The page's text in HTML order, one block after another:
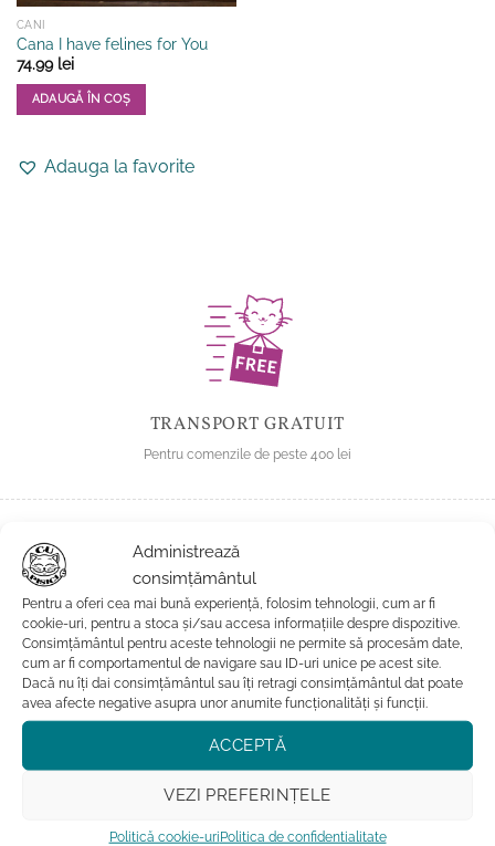
Administrează
consimțământul
Pentru a oferi cea mai bună experiență, folosim tehnologii, cum ar fi
cookie-uri, pentru a stoca și/sau accesa informațiile despre dispozitive.
Consimțământul pentru aceste tehnologii ne permite să procesăm date,
cum ar fi comportamentul de navigare sau ID-uri unice pe acest site.
Dacă nu îți dai consimțământul sau îți retragi consimțământul dat poate
avea afecte negative asupra unor anumite funcționalități și funcții.
ACCEPTĂ
VEZI PREFERINȚELE
Politică cookie-uriPolitica de confidentialitate
CANI
Cana I have felines for You
74.99 lei
ADAUGĂ ÎN COȘ
Adauga la favorite
TRANSPORT GRATUIT
Pentru comenzile de peste 400 lei
RETUR IN 100 ZILE
Pentru ca vrem sa fii relaxat ca o pisica